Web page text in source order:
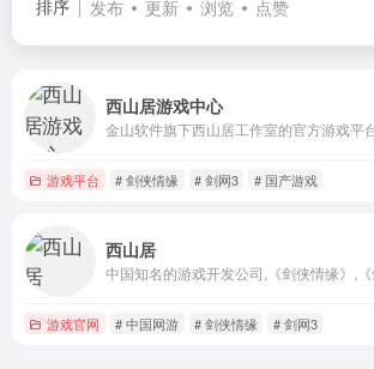
排序 发布 更新 浏览 点赞
西山居游戏中心
游戏平台 # 剑侠情缘 # 剑网3 # 国产游戏
西山居
中国知名的游戏开发公司,《剑侠情缘》,
游戏官网 # 中国网游 # 剑侠情缘 # 剑网3